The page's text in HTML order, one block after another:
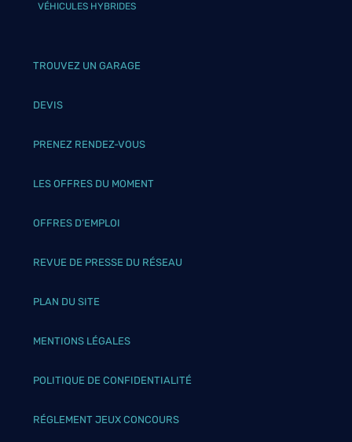
VÉHICULES HYBRIDES
TROUVEZ UN GARAGE
DEVIS
PRENEZ RENDEZ-VOUS
LES OFFRES DU MOMENT
OFFRES D’EMPLOI
REVUE DE PRESSE DU RÉSEAU
PLAN DU SITE
MENTIONS LÉGALES
POLITIQUE DE CONFIDENTIALITÉ
RÉGLEMENT JEUX CONCOURS